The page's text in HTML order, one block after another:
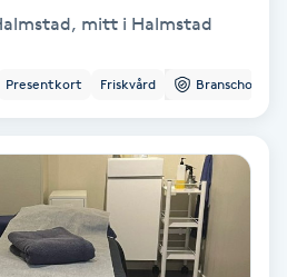
mitt i Halmstad
Presentkort Friskvård Branschorg.